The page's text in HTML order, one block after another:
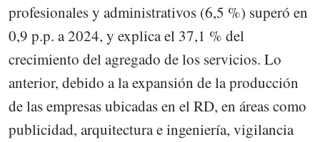
profesionales y administrativos (6,5 %) superó en
0,9 p.p. a 2024, y explica el 37,1 % del
crecimiento del agregado de los servicios. Lo
anterior, debido a la expansión de la producción
de las empresas ubicadas en el RD, en áreas como
publicidad, arquitectura e ingeniería, vigilancia